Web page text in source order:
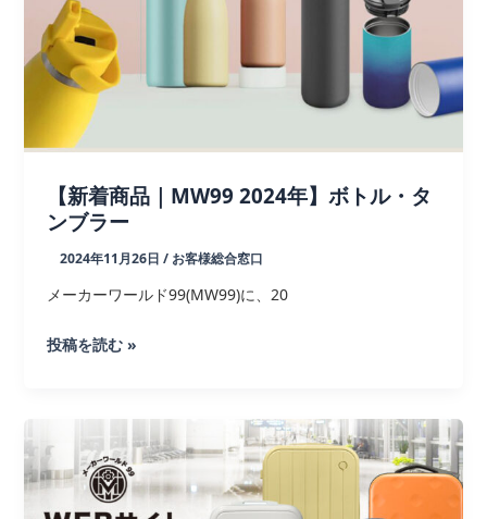
タ
ン
ブ
特
割
引
の
内
【新着商品｜MW99 2024年】ボトル・タ
ンブラー
2024年11月26日 / お客様総合窓口
メーカーワールド99(MW99)に、20
【新
｜
MW99
2024
投稿を読む »